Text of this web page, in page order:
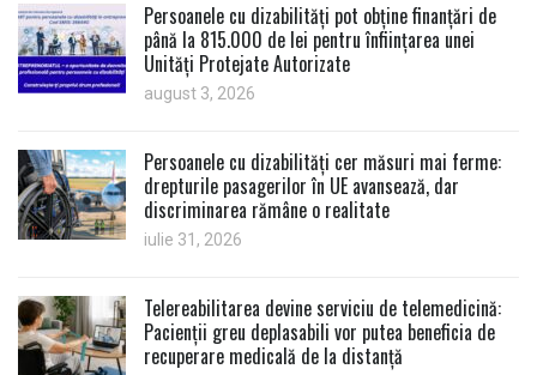
Persoanele cu dizabilități pot obține finanțări de
până la 815.000 de lei pentru înființarea unei
Unități Protejate Autorizate
august 3, 2026
Persoanele cu dizabilități cer măsuri mai ferme:
drepturile pasagerilor în UE avansează, dar
discriminarea rămâne o realitate
iulie 31, 2026
Telereabilitarea devine serviciu de telemedicină:
Pacienții greu deplasabili vor putea beneficia de
recuperare medicală de la distanță